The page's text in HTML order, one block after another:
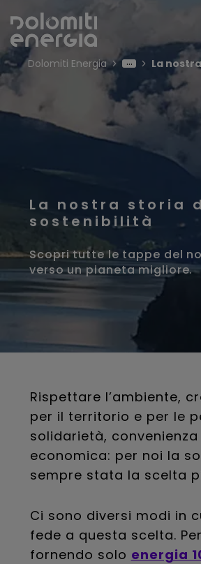
Dolomiti Energia
La nostra storia
sostenibilità
Scopri tutte le tappe del
verso un pianeta migliore.
Rispettare l’ambiente,
per il territorio e per le
solidarietà, convenienza
economica: per noi la
sempre stata la scelta
Ci sono diversi modi in
fede a questa scelta.
fornendo solo energia